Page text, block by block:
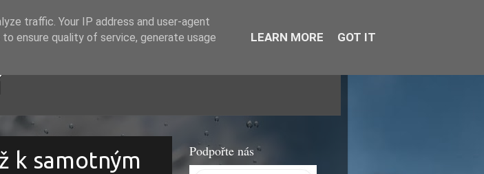
k samotným
Podpořte nás
traffic. Your IP address and user-agent
ensure quality of service, generate usage
LEARN MORE GOT IT